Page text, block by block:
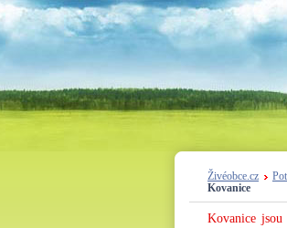
Živéobce.cz
Kovanice
Kovanice